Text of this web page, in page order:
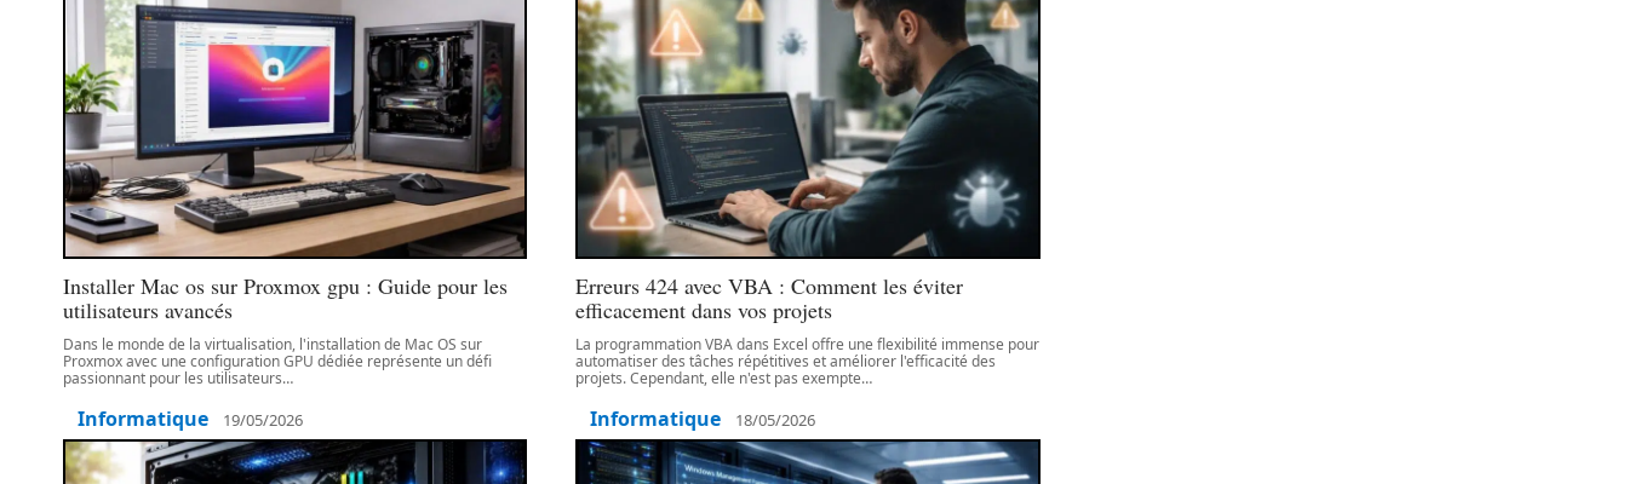
Installer Mac os sur Proxmox gpu : Guide pour les
utilisateurs avancés
Dans le monde de la virtualisation, l'installation de Mac OS sur
Proxmox avec une configuration GPU dédiée représente un défi
passionnant pour les utilisateurs…
Informatique 19/05/2026
Erreurs 424 avec VBA : Comment les éviter
efficacement dans vos projets
La programmation VBA dans Excel offre une flexibilité immense pour
automatiser des tâches répétitives et améliorer l'efficacité des
projets. Cependant, elle n'est pas exempte…
Informatique 18/05/2026